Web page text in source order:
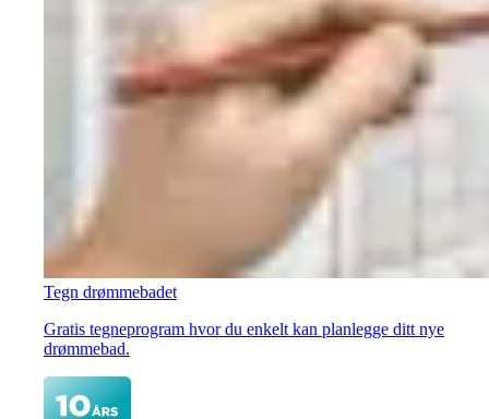
Tegn drømmebadet
Gratis tegneprogram hvor du enkelt kan planlegge ditt nye
drømmebad.